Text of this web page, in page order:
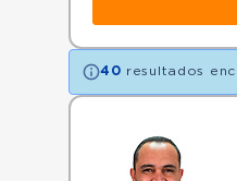
40 resultados